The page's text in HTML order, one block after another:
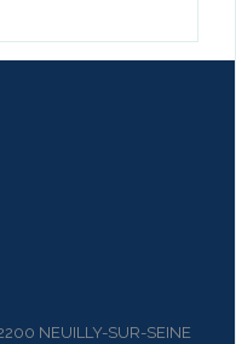
NEUILLY-SUR-SEINE